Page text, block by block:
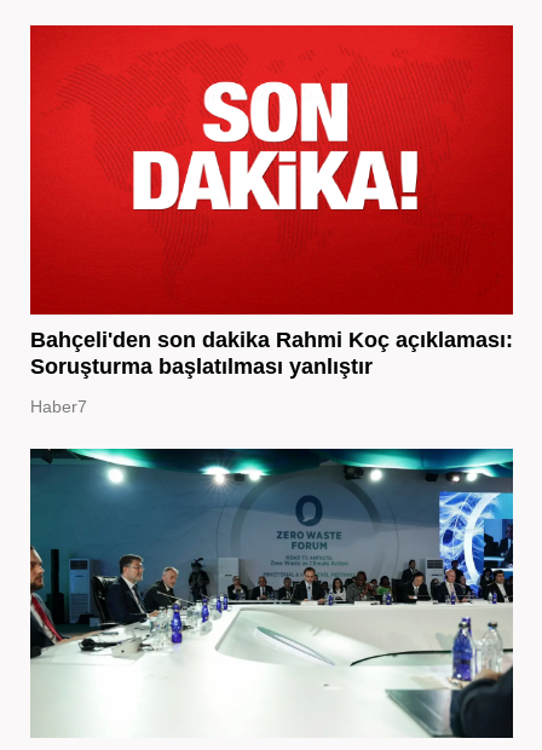
Bahçeli'den son dakika Rahmi Koç açıklaması:
Soruşturma başlatılması yanlıştır
Haber7